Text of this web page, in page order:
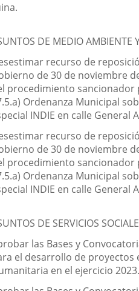
DE MEDIO AMBIENTE
recurso de
de 30 de noviembre
procedimiento
Ordenanza Municipal
INDIE en calle General
recurso de
de 30 de noviembre
procedimiento
Ordenanza Municipal
INDIE en calle General
DE SERVICIOS
las Bases y
el desarrollo de proyectos
en el ejercicio 2023.